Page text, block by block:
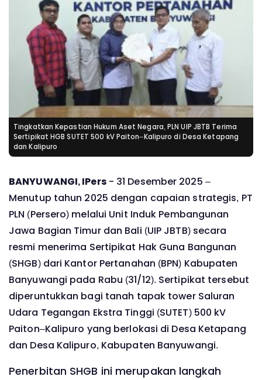
Tingkatkan Kepastian Hukum Aset Negara, PLN UIP JBTB Terima
Sertipikat HGB SUTET 500 kV Paiton–Kalipuro di Desa Ketapang
dan Kalipuro
BANYUWANGI, IPers- 31 Desember 2025 –
Menutup tahun 2025 dengan capaian strategis, PT
PLN (Persero) melalui Unit Induk Pembangunan
Jawa Bagian Timur dan Bali (UIP JBTB) secara
resmi menerima Sertipikat Hak Guna Bangunan
(SHGB) dari Kantor Pertanahan (BPN) Kabupaten
Banyuwangi pada Rabu (31/12). Sertipikat tersebut
diperuntukkan bagi tanah tapak tower Saluran
Udara Tegangan Ekstra Tinggi (SUTET) 500 kV
Paiton–Kalipuro yang berlokasi di Desa Ketapang
dan Desa Kalipuro, Kabupaten Banyuwangi.
Penerbitan SHGB ini merupakan langkah